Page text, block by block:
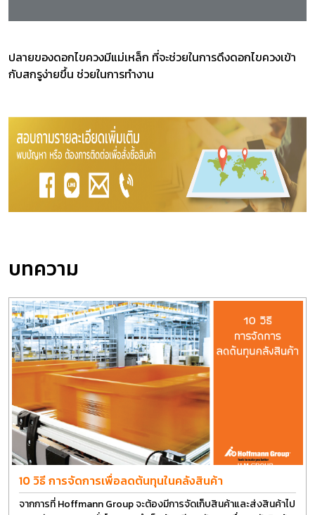
ปลายของดอกไขควงมีแม่เหล็ก ที่จะช่วยในการดึงดอกไขควงเข้า
กับสกรูง่ายขึ้น ช่วยในการทำงาน
บทความ
10 วิธี การจัดการเพื่อลดต้นทุนในคลังสินค้า
จากการที่ Hoffmann Group จะต้องมีการจัดเก็บสินค้าและส่งสินค้าไป